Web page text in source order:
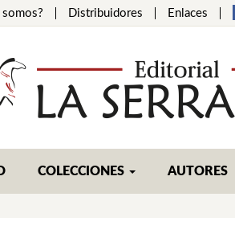
Distribuidores Enlaces
COLECCIONES AUTORES